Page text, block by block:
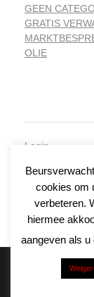
GEEN
GRATIS
OLIE
Login
Reacties feed
WordPress.org
©
cookies om
verbeteren.
hiermee
aangeven als u